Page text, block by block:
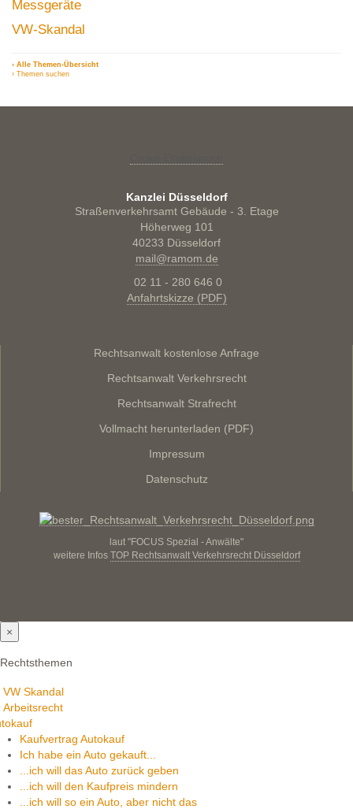
Messgeräte
VW-Skandal
› Alle Themen-Übersicht
› Themen suchen
Kanzlei Düsseldorf
Straßenverkehrsamt Gebäude - 3. Etage
Höherweg 101
40233 Düsseldorf
mail@ramom.de
02 11 - 280 646 0
Anfahrtskizze (PDF)
Rechtsanwalt kostenlose Anfrage
Rechtsanwalt Verkehrsrecht
Rechtsanwalt Strafrecht
Vollmacht herunterladen (PDF)
Impressum
Datenschutz
laut "FOCUS Spezial - Anwälte"
weitere Infos TOP Rechtsanwalt Verkehrsrecht Düsseldorf
×
Rechtsthemen
VW Skandal
Arbeitsrecht
Kaufvertrag Autokauf
Ich habe ein Auto gekauft...
...ich will das Auto zurück geben
...ich will den Kaufpreis mindern
...ich will so ein Auto, aber nicht das